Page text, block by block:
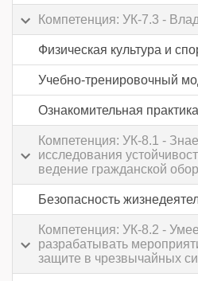
Компетенция: УК-7.3 -
Физическая культура и
Учебно-тренировочный
Ознакомительная практика
Компетенция: УК-8.1 -
исследования
ведение гражданской
Безопасность
Компетенция: УК-8.2 -
разрабатывать
защите в чрезвычайных